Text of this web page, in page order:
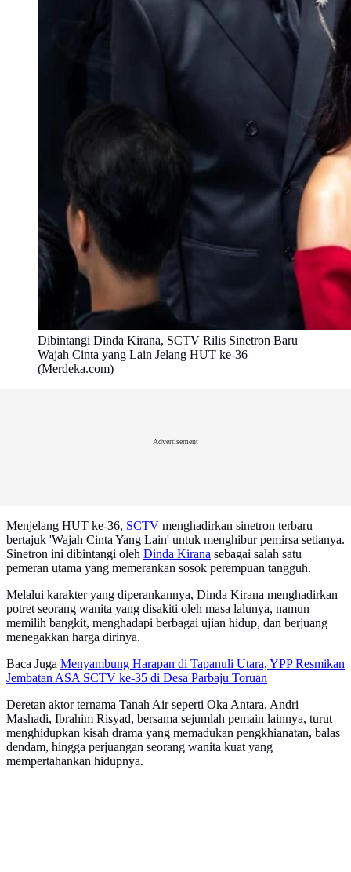
Dibintangi Dinda Kirana, SCTV Rilis Sinetron Baru
Wajah Cinta yang Lain Jelang HUT ke-36
(Merdeka.com)
Advertisement
Menjelang HUT ke-36, SCTV menghadirkan sinetron terbaru
bertajuk 'Wajah Cinta Yang Lain' untuk menghibur pemirsa setianya.
Sinetron ini dibintangi oleh Dinda Kirana sebagai salah satu
pemeran utama yang memerankan sosok perempuan tangguh.
Melalui karakter yang diperankannya, Dinda Kirana menghadirkan
potret seorang wanita yang disakiti oleh masa lalunya, namun
memilih bangkit, menghadapi berbagai ujian hidup, dan berjuang
menegakkan harga dirinya.
Baca Juga Menyambung Harapan di Tapanuli Utara, YPP Resmikan
Jembatan ASA SCTV ke-35 di Desa Parbaju Toruan
Deretan aktor ternama Tanah Air seperti Oka Antara, Andri
Mashadi, Ibrahim Risyad, bersama sejumlah pemain lainnya, turut
menghidupkan kisah drama yang memadukan pengkhianatan, balas
dendam, hingga perjuangan seorang wanita kuat yang
mempertahankan hidupnya.